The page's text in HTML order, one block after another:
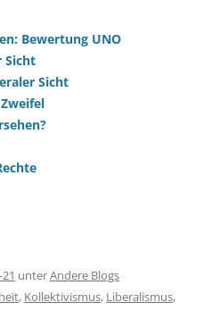
Bewertung UNO
Sicht
Sicht
unterAndere Blogs
, Kollektivismus, Liberalismus,